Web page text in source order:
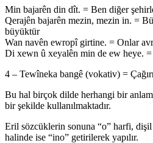
Min bajarên din dît. = Ben diğer
Qerajên bajarên mezin, mezin in. =
büyüktür
Wan navên ewropî girtine. = Onlar
Di xewn û xeyalên min de ew heye.
4 – Tewîneka bangê (vokativ) =
Bu hal birçok dilde herhangi bir
bir şekilde kullanılmaktadır.
Eril sözcüklerin sonuna “o” harfi,
halinde ise “ino” getirilerek yapılır.